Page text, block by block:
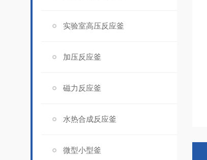
实验室高压反应釜
加压反应釜
磁力反应釜
水热合成反应釜
微型小型釜